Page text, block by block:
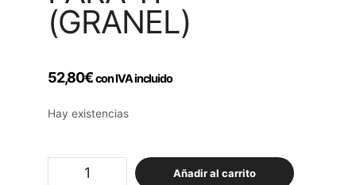
(GRANEL)
52,80€con IVA incluido
Hay existencias
Añadir al carrito